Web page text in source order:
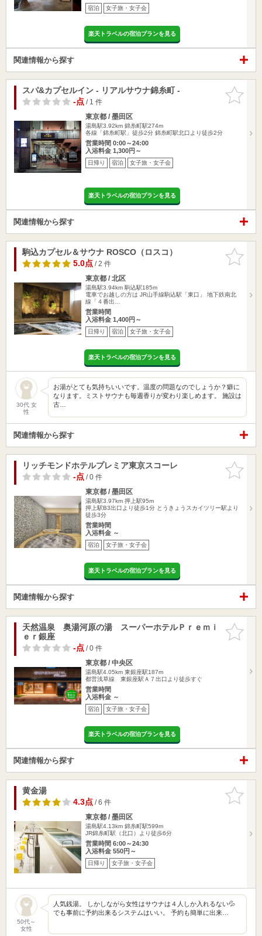
宿泊 女子旅・女子会
楽天トラベルの宿泊プランを見る
関連情報から探す
お気に入
りに追加
スパ&カプセルイン - リアルサウナ錦糸町 -
-点/ 1 件
東京都 / 墨田区
湯島駅3.92km 錦糸町駅274m
各線「錦糸町駅」徒歩2分 錦糸町駅北口より徒歩2分
営業時間 0:00～24:00
入浴料金 1,300円～
日帰り 宿泊 女子旅・女子会
楽天トラベルの宿泊プランを見る
関連情報から探す
お気に入
りに追加
駒込カプセル＆サウナ ROSCO（ロスコ）
5.0点/ 2 件
東京都 / 北区
湯島駅3.94km 駒込駅185m
電車でお越しの方は JR山手線駒込駅「東口」 地下鉄南北
線「４番出…
営業時間
入浴料金 1,400円～
日帰り 宿泊 女子旅・女子会
楽天トラベルの宿泊プランを見る
30代 女
性
お湯がとても気持ちいいです。温度の問題なのでしょうか？癖に
なります。ミストサウナも毎週香りが変わり楽しめます。 施設は
古…
関連情報から探す
お気に入
りに追加
リッチモンドホテルプレミア東京スコーレ
-点/ 0 件
東京都 / 墨田区
湯島駅3.97km 押上駅95m
押上駅B3出口より徒歩1分 とうきょうスカイツリー駅より
徒歩3分
営業時間
入浴料金 ～
宿泊 女子旅・女子会
楽天トラベルの宿泊プランを見る
関連情報から探す
お気に入
りに追加
天然温泉 奥湯河原の湯 スーパーホテルＰｒｅｍｉ
ｅｒ銀座
-点/ 0 件
東京都 / 中央区
湯島駅4.05km 東銀座駅187m
都営浅草線 東銀座駅Ａ７出口より徒歩すぐ
営業時間
入浴料金 ～
宿泊 女子旅・女子会
楽天トラベルの宿泊プランを見る
関連情報から探す
お気に入
りに追加
黄金湯
4.3点/ 6 件
東京都 / 墨田区
湯島駅4.13km 錦糸町駅599m
JR錦糸町駅（北口）より徒歩6分
営業時間 6:00～24:30
入浴料金 550円～
日帰り 女子旅・女子会
50代～
女性
人気銭湯。 しかしながら女性はサウナは４人しか入れるない💦
でも事前に予約出来るシステムはいい。 予約も簡単に出来…